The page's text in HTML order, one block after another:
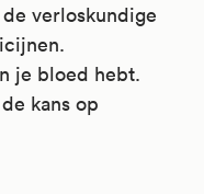
verloskundige
je bloed hebt.
kans op